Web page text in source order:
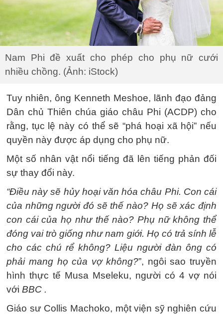
Nam Phi đề xuất cho phép cho phụ nữ cưới
nhiều chồng. (Ảnh: iStock)
Tuy nhiên, ông Kenneth Meshoe, lãnh đạo đảng
Dân chủ Thiên chúa giáo châu Phi (ACDP) cho
rằng, tục lệ này có thể sẽ “phá hoại xã hội” nếu
quyền này được áp dụng cho phụ nữ.
Một số nhân vật nổi tiếng đã lên tiếng phản đối
sự thay đổi này.
“Điều này sẽ hủy hoại văn hóa châu Phi. Con cái
của những người đó sẽ thế nào? Họ sẽ xác định
con cái của họ như thế nào? Phụ nữ không thể
đóng vai trò giống như nam giới. Họ có trả sính lễ
cho các chú rể không? Liệu người đàn ông có
phải mang họ của vợ không?”, ngôi sao truyền
hình thực tế Musa Mseleku, người có 4 vợ nói
với BBC .
Giáo sư Collis Machoko, một viện sỹ nghiên cứu